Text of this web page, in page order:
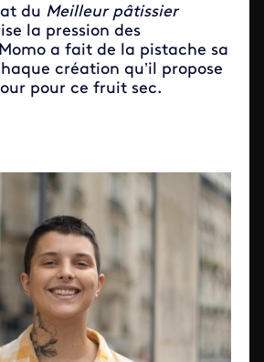
du Meilleur pâtissier
la pression des
a fait de la pistache sa
création qu’il propose
pour ce fruit sec.